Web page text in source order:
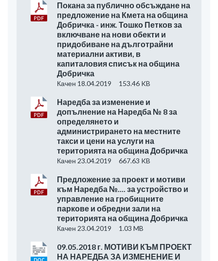
Покана за публично обсъждане на
предложение на Кмета на община
Добричка - инж. Тошко Петков за
включване на нови обекти и
придобиване на дълготрайни
материални активи, в
капиталовия списък на община
Добричка
Качен 18.04.2019 153.46 KB
Наредба за изменение и
допълнение на Наредба № 8 за
определянето и
администрирането на местните
такси и цени на услуги на
територията на община Добричка
Качен 23.04.2019 667.63 KB
Предложение за проект и мотиви
към Наредба №.... за устройство и
управление на гробищните
паркове и обредни зали на
територията на община Добричка
Качен 23.04.2019 1.03 MB
09.05.2018 г. МОТИВИ КЪМ ПРОЕКТ
НА НАРЕДБА ЗА ИЗМЕНЕНИЕ И